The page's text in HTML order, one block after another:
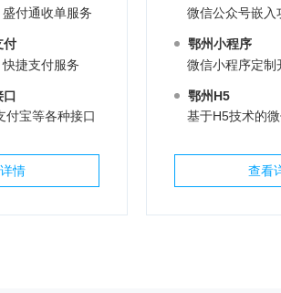
付通收单服务
付
捷支付服务
口
付宝等各种接口
情
微信公众号嵌入
鄂州小程序
微信小程序定制
鄂州H5
基于H5技术的
查看